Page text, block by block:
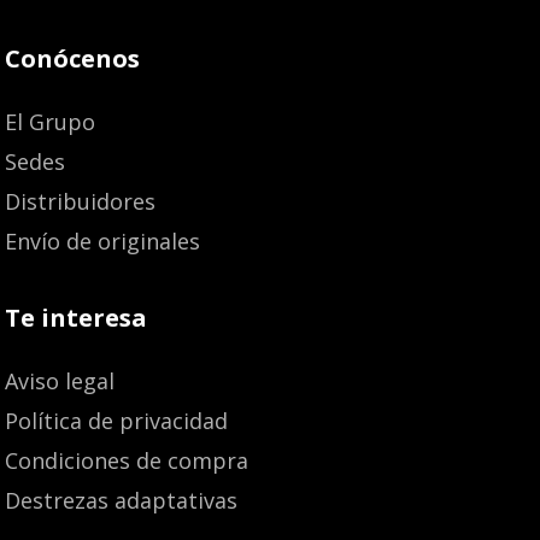
Conócenos
El Grupo
Sedes
Distribuidores
Envío de originales
Te interesa
Aviso legal
Política de privacidad
Condiciones de compra
Destrezas adaptativas